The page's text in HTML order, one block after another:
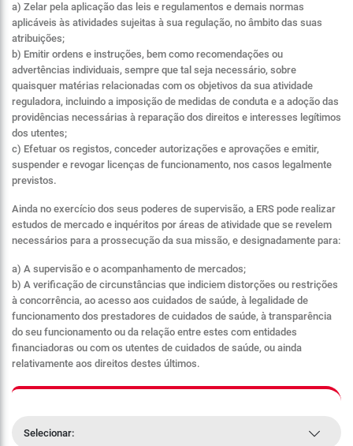
a) Zelar pela aplicação das leis e regulamentos e demais normas
aplicáveis às atividades sujeitas à sua regulação, no âmbito das suas
atribuições;
b) Emitir ordens e instruções, bem como recomendações ou
advertências individuais, sempre que tal seja necessário, sobre
quaisquer matérias relacionadas com os objetivos da sua atividade
reguladora, incluindo a imposição de medidas de conduta e a adoção das
providências necessárias à reparação dos direitos e interesses legítimos
dos utentes;
c) Efetuar os registos, conceder autorizações e aprovações e emitir,
suspender e revogar licenças de funcionamento, nos casos legalmente
previstos.
Ainda no exercício dos seus poderes de supervisão, a ERS pode realizar
estudos de mercado e inquéritos por áreas de atividade que se revelem
necessários para a prossecução da sua missão, e designadamente para:
a) A supervisão e o acompanhamento de mercados;
b) A verificação de circunstâncias que indiciem distorções ou restrições
à concorrência, ao acesso aos cuidados de saúde, à legalidade de
funcionamento dos prestadores de cuidados de saúde, à transparência
do seu funcionamento ou da relação entre estes com entidades
financiadoras ou com os utentes de cuidados de saúde, ou ainda
relativamente aos direitos destes últimos.
Selecionar: